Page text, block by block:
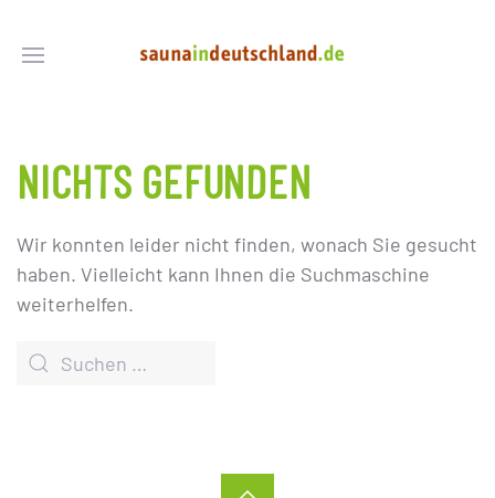
NICHTS GEFUNDEN
Wir konnten leider nicht finden, wonach Sie gesucht
haben. Vielleicht kann Ihnen die Suchmaschine
weiterhelfen.